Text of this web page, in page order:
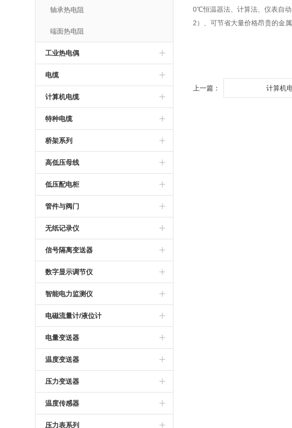
轴承热电阻
端面热电阻
工业热电偶
电缆
计算机电缆
特种电缆
桥架系列
高低压母线
低压配电柜
管件与阀门
无纸记录仪
信号隔离变送器
数字显示调节仪
智能电力监测仪
电磁流量计/液位计
电量变送器
温度变送器
压力变送器
温度传感器
压力表系列
0℃恒温器法、计算法、仪表自
2）、可节省大量价格昂贵的金
上一篇： 计算机